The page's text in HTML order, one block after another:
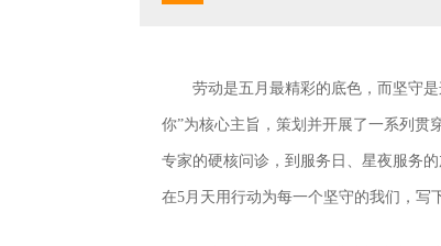
劳动是五月最精彩的底色，而坚守
你”为核心主旨，策划并开展了一系列贯
专家的硬核问诊，到服务日、星夜服务
在5月天用行动为每一个坚守的我们，写